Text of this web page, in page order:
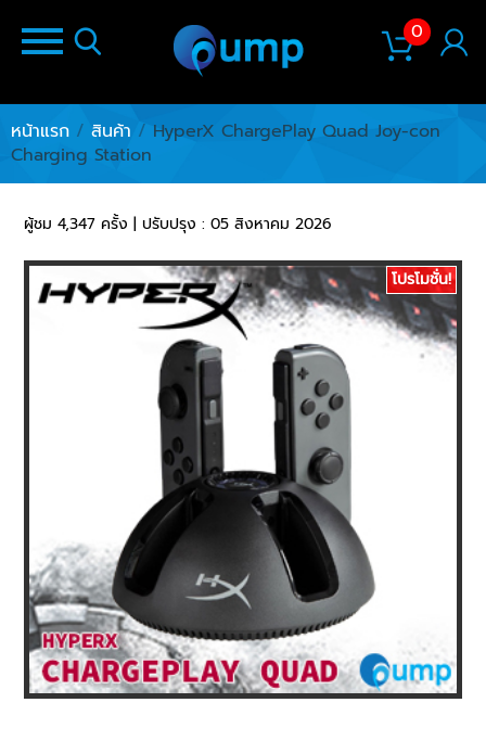
0
หน้าแรก / สินค้า / HyperX ChargePlay Quad Joy-con
Charging Station
ผู้ชม 4,347 ครั้ง | ปรับปรุง : 05 สิงหาคม 2026
โปรโมชั่น!